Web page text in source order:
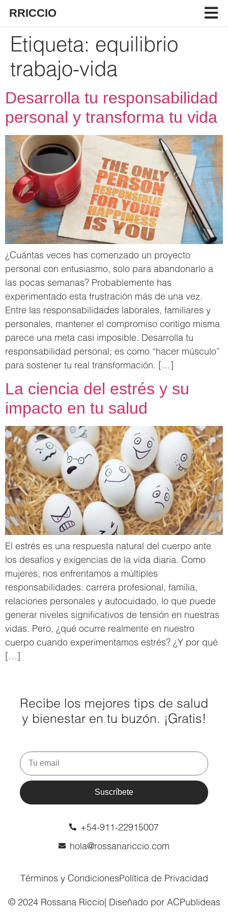
RRICCIO
Etiqueta: equilibrio
trabajo-vida
Desarrolla tu responsabilidad
personal y transforma tu vida
¿Cuántas veces has comenzado un proyecto
personal con entusiasmo, solo para abandonarlo a
las pocas semanas? Probablemente has
experimentado esta frustración más de una vez.
Entre las responsabilidades laborales, familiares y
personales, mantener el compromiso contigo misma
parece una meta casi imposible. Desarrolla tu
responsabilidad personal; es como “hacer músculo”
para sostener tu real transformación. […]
La ciencia del estrés y su
impacto en tu salud
El estrés es una respuesta natural del cuerpo ante
los desafíos y exigencias de la vida diaria. Como
mujeres, nos enfrentamos a múltiples
responsabilidades: carrera profesional, familia,
relaciones personales y autocuidado, lo que puede
generar niveles significativos de tensión en nuestras
vidas. Pero, ¿qué ocurre realmente en nuestro
cuerpo cuando experimentamos estrés? ¿Y por qué
[…]
Recibe los mejores tips de salud
y bienestar en tu buzón. ¡Gratis!
Suscríbete
+54-911-22915007
hola@rossanariccio.com
Términos y CondicionesPolítica de Privacidad
© 2024 Rossana Riccio| Diseñado por ACPublideas